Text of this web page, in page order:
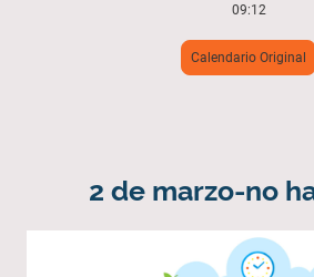
09:12
Calendario Original
2 de marzo-no